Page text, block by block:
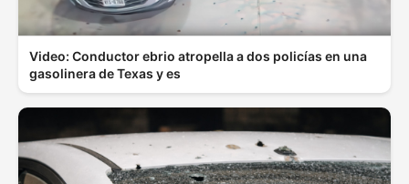
Video: Conductor ebrio atropella a dos policías en una
gasolinera de Texas y es